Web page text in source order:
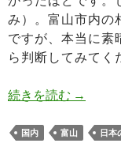
み）。富山市内の
ですが、本当に素
ら判断してみてく
続きを読む 富山市
→
国内 富山 日本